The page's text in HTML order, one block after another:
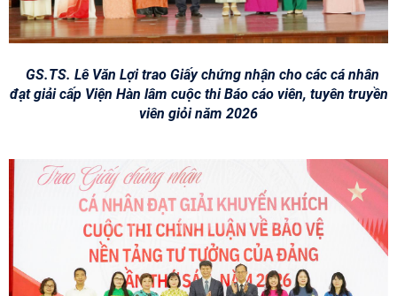
GS.TS. Lê Văn Lợi trao Giấy chứng nhận cho các cá nhân
đạt giải cấp Viện Hàn lâm cuộc thi Báo cáo viên, tuyên truyền
viên giỏi năm 2026